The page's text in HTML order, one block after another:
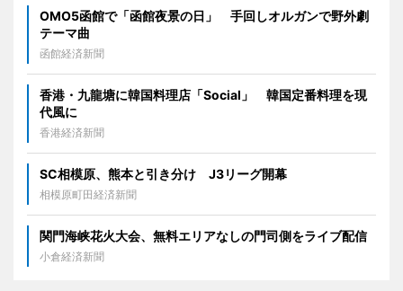
OMO5函館で「函館夜景の日」 手回しオルガンで野外劇
テーマ曲
函館経済新聞
香港・九龍塘に韓国料理店「Social」 韓国定番料理を現
代風に
香港経済新聞
SC相模原、熊本と引き分け J3リーグ開幕
相模原町田経済新聞
関門海峡花火大会、無料エリアなしの門司側をライブ配信
小倉経済新聞